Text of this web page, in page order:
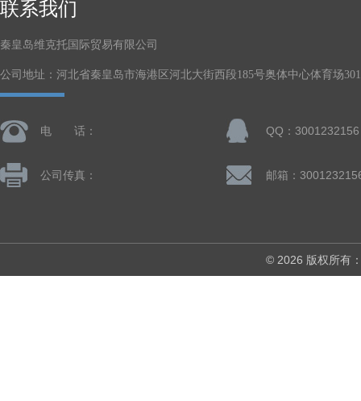
联系我们
秦皇岛维克托国际贸易有限公司
公司地址：河北省秦皇岛市海港区河北大街西段185号奥体中心体育场
电 话： QQ：3001232156
公司传真： 邮箱：
© 2026 版权所有